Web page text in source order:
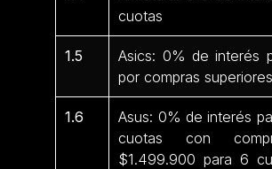
cuotas
1.5
Asics: 0% de interés
por compras
1.6
Asus: 0% de interés
cuotas con
$1.499.900 para 6